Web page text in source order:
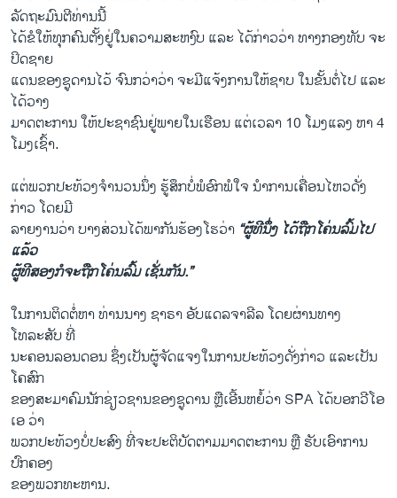
ລັດຖະມົນຕີທ່ານນີ້
ໄດ້ຂໍໃຫ້ທຸກ​ຄົນ​ຕັ້ງ​ຢູ່​ໃນຄວາມສະຫງົບ ແລະ ໄດ້ກ່າວວ່າ ທາງກອງທັບ ຈະ
ປິດຊາຍ
ແດນຂອງຊູດານໄວ້ ຈົນກວ່າວ່າ ຈະມີແຈ້ງການໃຫ້​ຊາບ ໃນຂັ້ນຕໍ່ໄປ ແລະ
ໄດ້ວາງ
ມາດຕະການ ໃຫ້ປະຊາຊົນຢູ່ພາຍໃນເຮືອນ ແຕ່​ເວ​ລາ 10 ໂມງແລງ ຫາ 4
ໂມງເຊົ້າ.
ແຕ່ພວກປະທ້ວງຈຳນວນນຶ່ງ ຮູ້ສຶກບໍ່ພໍອົກພໍໃຈ ນຳການເຄື່ອນໄຫວດັ່ງ
ກ່າວ ໂດຍມີ
ລາຍງານວ່າ ບາງສ່ວນໄດ້ພາກັນຮ້ອງໂຮວ່າ “ຜູ້ທີນຶ່ງ ໄດ້ຖືກໂຄ່ນລົ້ມໄປ
ແລ້ວ
ຜູ້ທີສອງກໍຈະຖືກ​ໂຄ່ນລົ້ມ ເຊັ່ນກັນ.”
ໃນການຕິດຕໍ່ຫາ ທ່ານນາງ ຊາຣາ ອັບແດລຈາລີລ ໂດຍຜ່ານທາງ
ໂທລະສັບ ​ທີ່
ນະຄອນລອນດອນ ຊຶ່ງເປັນຜູ້ຈັດແຈງໃນການປະທ້ວງດັ່ງກ່າວ ແລະເປັນ
ໂຄສົກ
ຂອງສະມາຄົມນັກຊ່ຽວຊານຂອງຊູດານ ຫຼືເອີ້ນຫຍໍ້ວ່າ SPA ໄດ້ບອກວີໂອ
ເອ ວ່າ
ພວກປະທ້ວງບໍ່ປະສົງ ທີ່ຈະປະຕິບັດຕາມມາດຕະການ ຫຼື ຮັບເອົາການ
ປົກຄອງ
ຂອງພ​ວກ​ທະ​ຫານ.